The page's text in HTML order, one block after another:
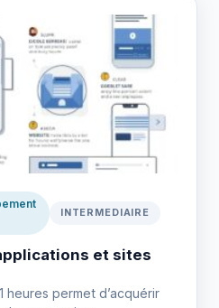
INTERMEDIAIRE
et sites
heures permet d’acquérir